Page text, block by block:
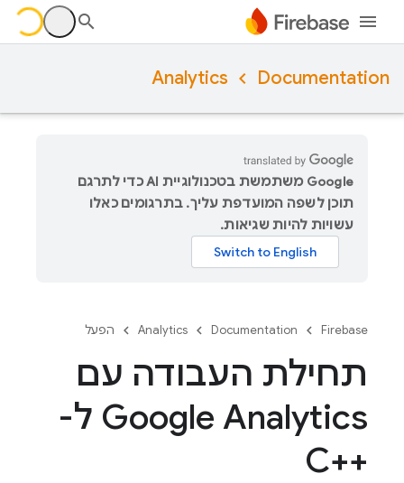
Documentation
Analytics
‫Google משתמשת בטכנולוגיית AI כדי לתרגם
תוכן לשפה המועדפת עליך. בתרגומים כאלו
עשויות להיות שגיאות.
Firebase
Documentation
Analytics הפעל
תחילת העבודה עם
Google Analytics ל-
C++‎